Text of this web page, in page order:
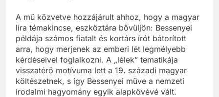
A mű közvetve hozzájárult ahhoz, hogy a magyar
líra témakincse, eszköztára bővüljön: Bessenyei
példája számos fiatalt és kortárs írót bátorított
arra, hogy merjenek az emberi lét legmélyebb
kérdéseivel foglalkozni. A „lélek” tematikája
visszatérő motívuma lett a 19. századi magyar
költészetnek, s így Bessenyei műve a nemzeti
irodalmi hagyomány egyik alapkövévé vált.